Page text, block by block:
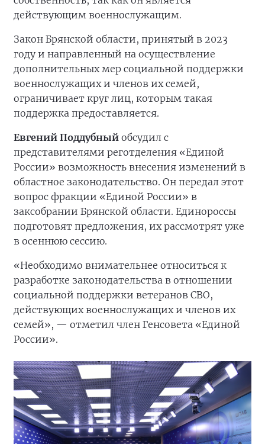
действующим военнослужащим.
Закон Брянской области, принятый в 2023
году и направленный на осуществление
дополнительных мер социальной поддержки
военнослужащих и членов их семей,
ограничивает круг лиц, которым такая
поддержка предоставляется.
Евгений Поддубный обсудил с
представителями реготделения «Единой
России» возможность внесения изменений в
областное законодательство. Он передал этот
вопрос фракции «Единой России» в
заксобрании Брянской области. Единороссы
подготовят предложения, их рассмотрят уже
в осеннюю сессию.
«Необходимо внимательнее относиться к
разработке законодательства в отношении
социальной поддержки ветеранов СВО,
действующих военнослужащих и членов их
семей», — отметил член Генсовета «Единой
России».